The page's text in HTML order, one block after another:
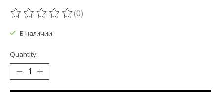
The rating of this product is
(0)
В наличии
Quantity: